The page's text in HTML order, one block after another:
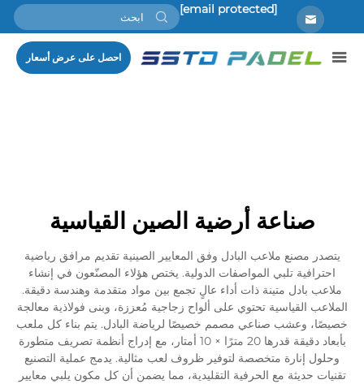
[email protected]
احصل على عرض أسعار
صناعة أرضية الصين القياسية
يتصدر مصنع ملاعب البادل وفق المعايير الصينية تقديم مرافق رياضية
احترافية تلبي المواصفات الدولية. يختص هؤلاء المصنّعون في إنشاء
ملاعب بادل متينة ذات أداء عالٍ تجمع بين مواد متقدمة وهندسة دقيقة.
الملاعب القياسية تحتوي على ألواح زجاجية مُعززة، وبنى فولاذية معالجة
خصيصًا، وعشب صناعي مصمم خصيصًا لرياضة البادل. يتم بناء كل ملعب
بأبعاد دقيقة قدرها 20 مترًا × 10 أمتار، مع إدراج أنظمة تصريف متطورة
وحلول إنارة متخصصة لتوفير ظروف لعب مثالية. يدمج عملية التصنيع
تقنيات حديثة مع الحرفية التقليدية، مما يضمن أن كل مكون يلبي معايير